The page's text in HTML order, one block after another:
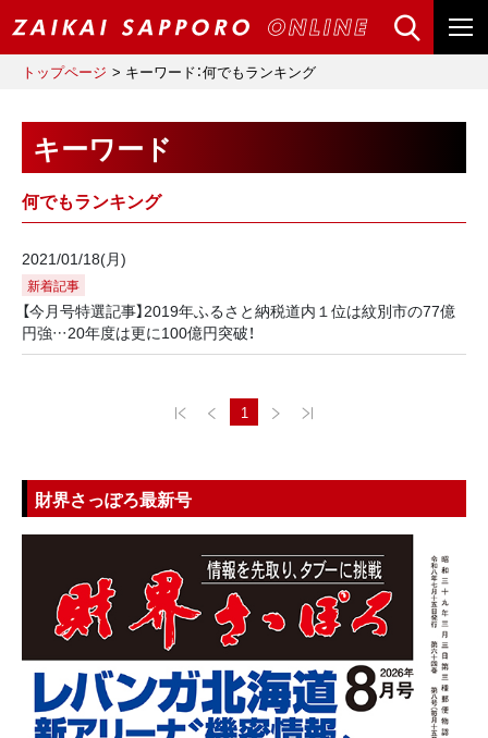
トップページ キーワード：何でもランキング
キーワード
何でもランキング
2021/01/18(月)
新着記事
【今月号特選記事】2019年ふるさと納税道内１位は紋別市の77億
円強…20年度は更に100億円突破！
1
財界さっぽろ最新号